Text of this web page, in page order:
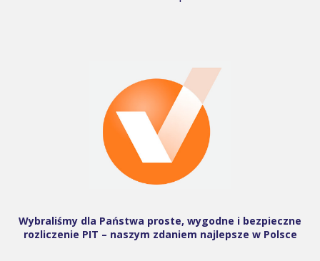
Wybraliśmy dla Państwa proste, wygodne i bezpieczne
rozliczenie PIT – naszym zdaniem najlepsze w Polsce